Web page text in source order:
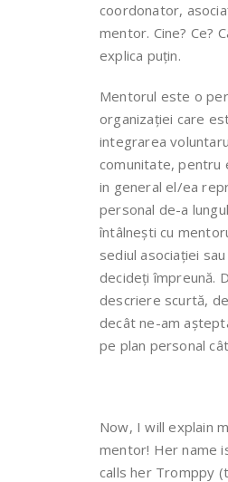
coordonator,
mentor. Cine? Ce?
explica puțin.
Mentorul este o
organizației care
integrarea
comunitate, pentru
in general el/ea
personal de-a
întâlnești cu
sediul asociației
decideți împreună.
descriere scurtă,
decât ne-am
pe plan personal
Now, I will explain
mentor! Her name
calls her Tromppy